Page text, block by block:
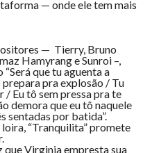
— onde ele tem mais
— Tierry, Bruno
Hamyrang e Sunroi –,
que tu aguenta a
pra explosão / Tu
/ Eu tô sem pressa pra te
demora que eu tô naquele
sentadas por batida”.
“Tranquilita” promete
que Virginia empresta sua